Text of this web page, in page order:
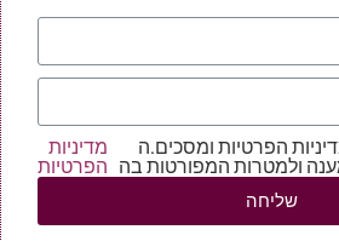
הפרטיות ומסכים.ה
ולמטרות המפורטות בה
מדיניות
הפרטיות
שליחה